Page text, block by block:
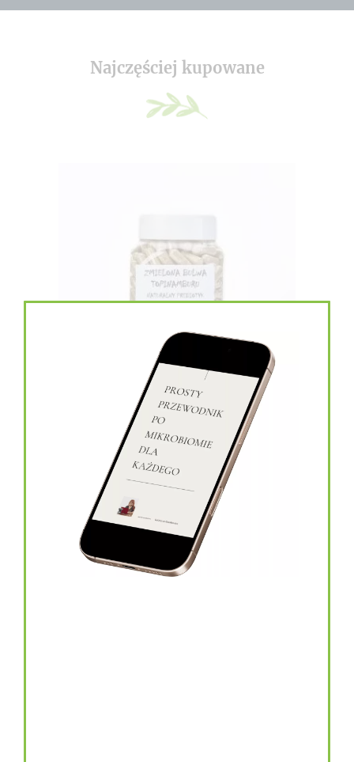
Najczęściej kupowane
topinambur w kapsułkach